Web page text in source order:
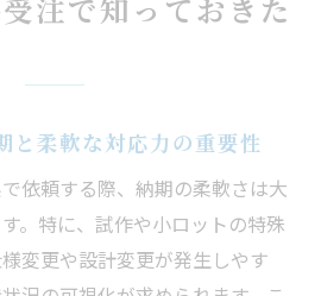
注で知っておきた
と柔軟な対応力の重要性
依頼する際、納期の柔軟さは大
。特に、試作や小ロットの特殊
変更や設計変更が発生しやす